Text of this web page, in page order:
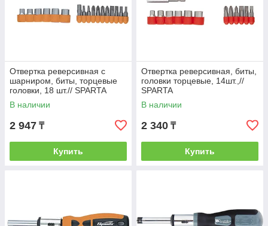
Отвертка реверсивная с
шарниром, биты, торцевые
головки, 18 шт.// SPARTA
В наличии
2 947 ₸
Купить
Отвертка реверсивная, биты,
головки торцевые, 14шт.,//
SPARTA
В наличии
2 340 ₸
Купить